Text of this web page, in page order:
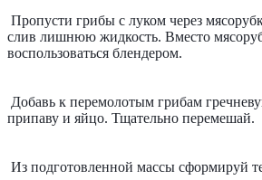
Пропусти грибы с луком через
слив лишнюю жидкость. Вместо
воспользоваться блендером.
Добавь к перемолотым грибам
припаву и яйцо. Тщательно перемешай.
Из подготовленной массы сформируй